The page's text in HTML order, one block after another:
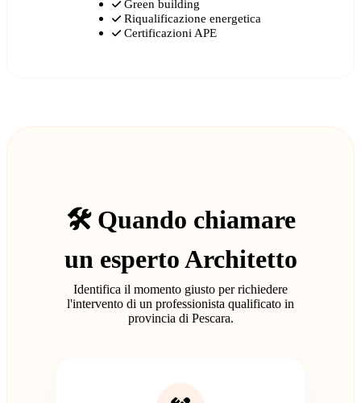
Green building
Riqualificazione energetica
Certificazioni APE
🛠️ Quando chiamare
un esperto Architetto
Identifica il momento giusto per richiedere
l'intervento di un professionista qualificato in
provincia di Pescara.